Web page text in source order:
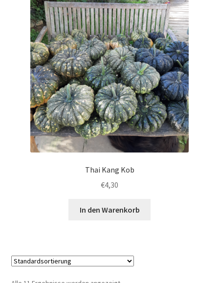
Thai Kang Kob
€4,30
In den Warenkorb